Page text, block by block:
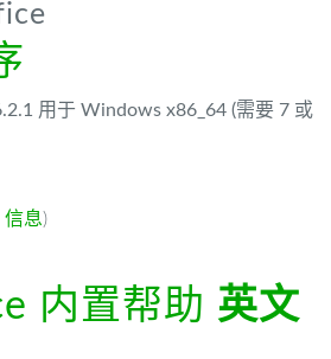
用于 Windows x86_64 (需要 7 或
信息)
内置帮助 英文